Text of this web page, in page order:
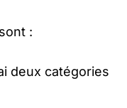
:
deux catégories